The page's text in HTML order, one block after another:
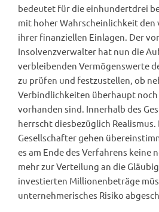
bedeutet für die einhundertdrei
mit hoher Wahrscheinlichkeit
ihrer finanziellen Einlagen. Der
Insolvenzverwalter hat nun die
verbleibenden Vermögenswerte
zu prüfen und festzustellen, ob
Verbindlichkeiten überhaupt
vorhanden sind. Innerhalb des
herrscht diesbezüglich
Gesellschafter gehen
es am Ende des Verfahrens keine
mehr zur Verteilung an die
investierten Millionenbeträge
unternehmerisches Risiko